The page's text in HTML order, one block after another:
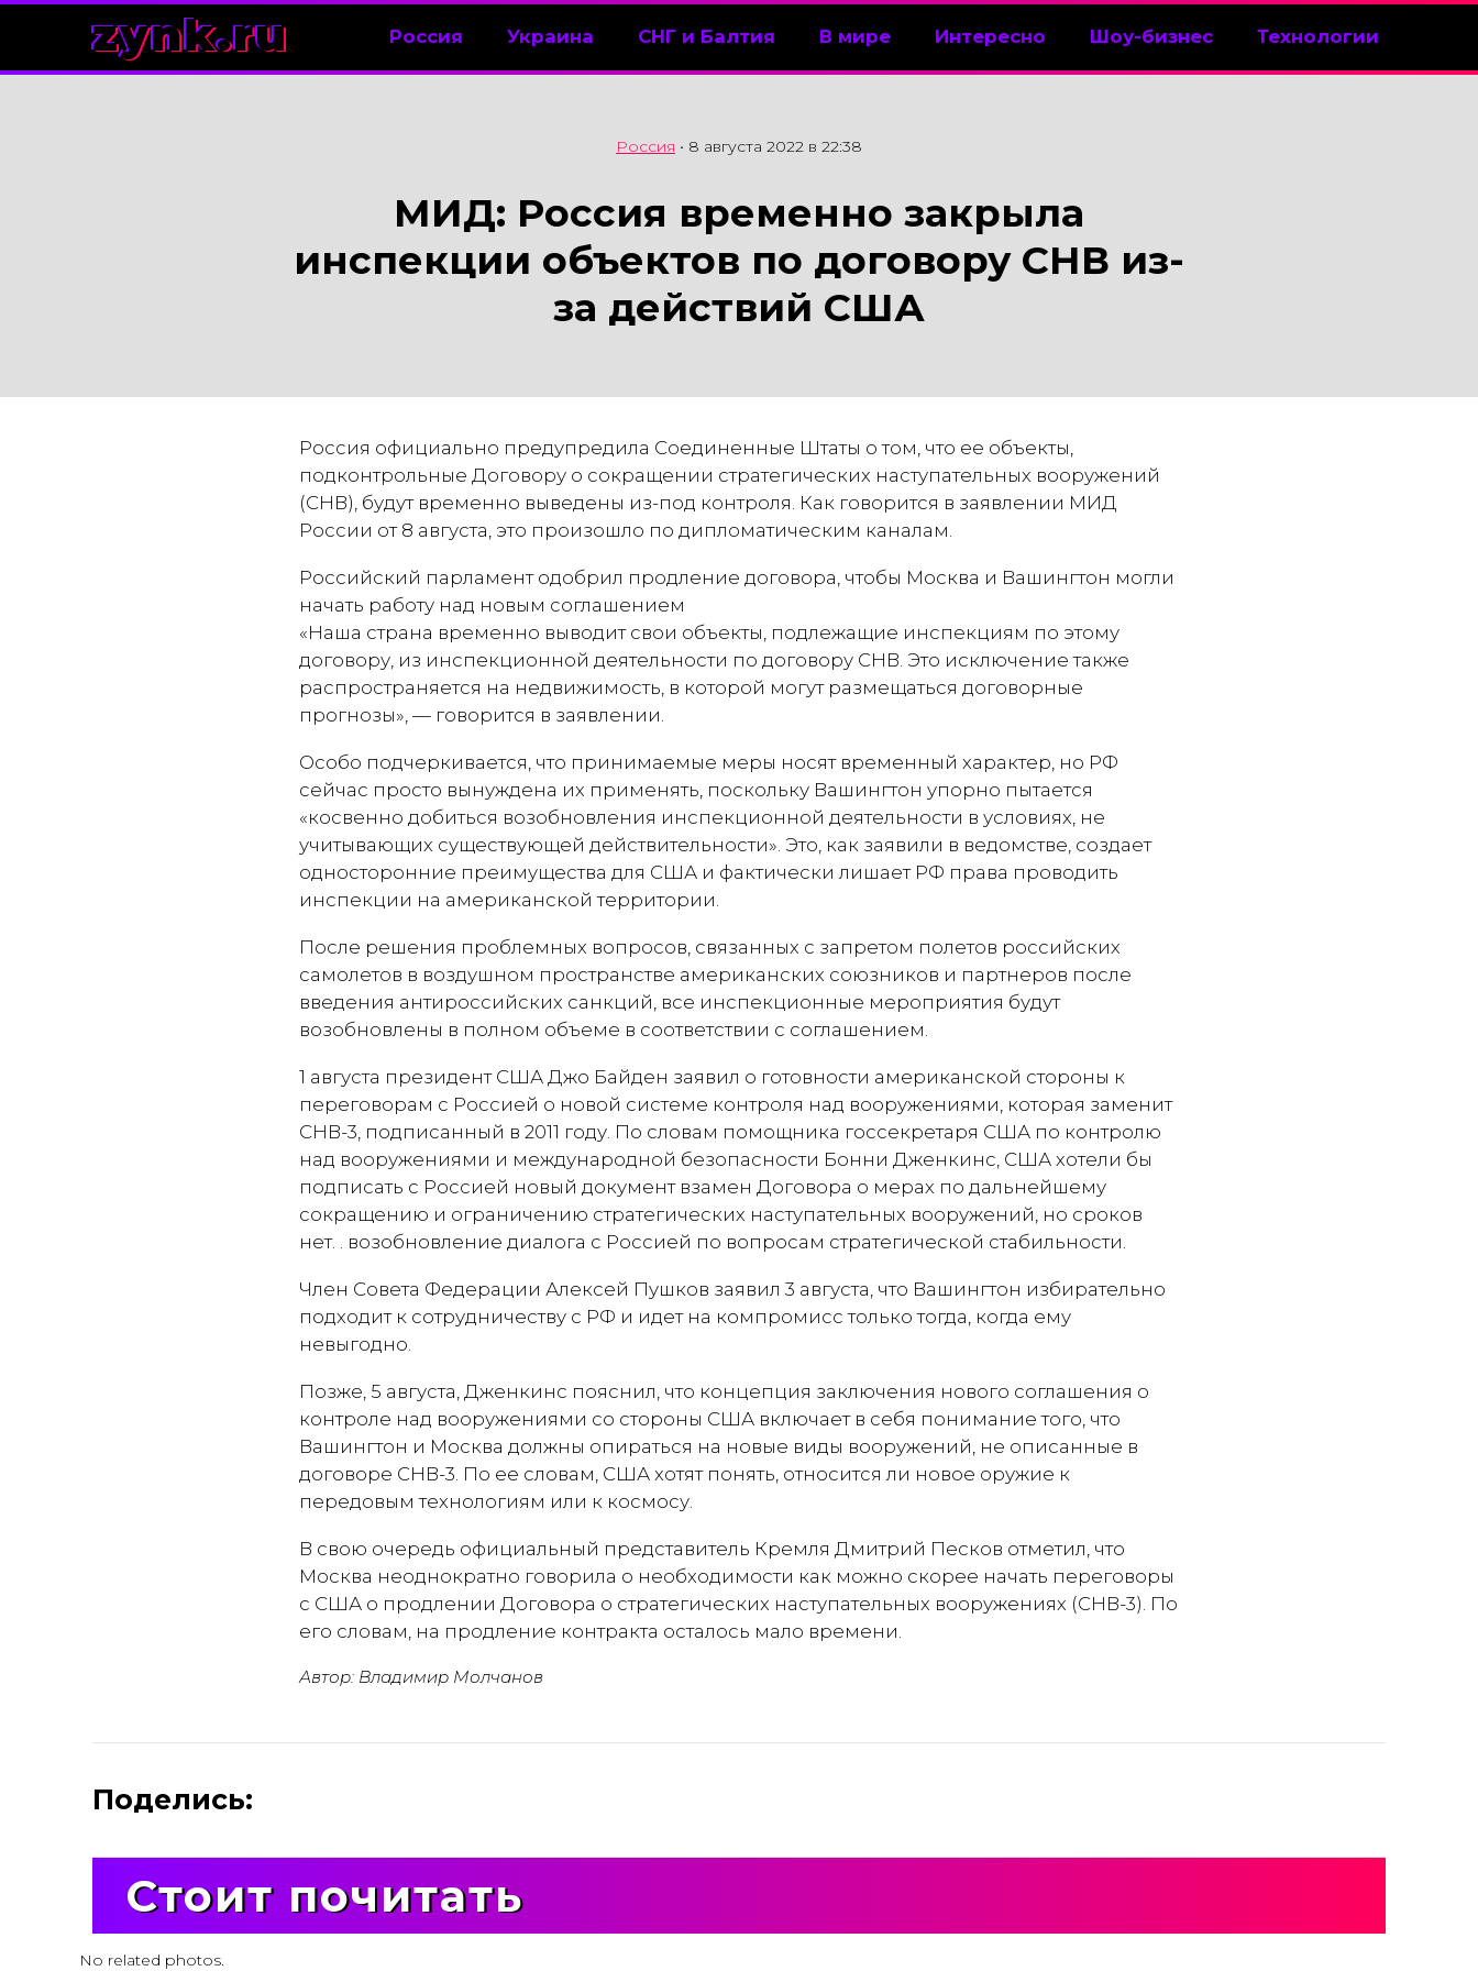
zynk.ru Россия Украина СНГ и Балтия В мире Интересно Шоу-бизнес Технологии
Россия • 8 августа 2022 в 22:38
МИД: Россия временно закрыла
инспекции объектов по договору СНВ из-
за действий США
Россия официально предупредила Соединенные Штаты о том, что ее объекты,
подконтрольные Договору о сокращении стратегических наступательных вооружений
(СНВ), будут временно выведены из-под контроля. Как говорится в заявлении МИД
России от 8 августа, это произошло по дипломатическим каналам.
Российский парламент одобрил продление договора, чтобы Москва и Вашингтон могли
начать работу над новым соглашением
«Наша страна временно выводит свои объекты, подлежащие инспекциям по этому
договору, из инспекционной деятельности по договору СНВ. Это исключение также
распространяется на недвижимость, в которой могут размещаться договорные
прогнозы», — говорится в заявлении.
Особо подчеркивается, что принимаемые меры носят временный характер, но РФ
сейчас просто вынуждена их применять, поскольку Вашингтон упорно пытается
«косвенно добиться возобновления инспекционной деятельности в условиях, не
учитывающих существующей действительности». Это, как заявили в ведомстве, создает
односторонние преимущества для США и фактически лишает РФ права проводить
инспекции на американской территории.
После решения проблемных вопросов, связанных с запретом полетов российских
самолетов в воздушном пространстве американских союзников и партнеров после
введения антироссийских санкций, все инспекционные мероприятия будут
возобновлены в полном объеме в соответствии с соглашением.
1 августа президент США Джо Байден заявил о готовности американской стороны к
переговорам с Россией о новой системе контроля над вооружениями, которая заменит
СНВ-3, подписанный в 2011 году. По словам помощника госсекретаря США по контролю
над вооружениями и международной безопасности Бонни Дженкинс, США хотели бы
подписать с Россией новый документ взамен Договора о мерах по дальнейшему
сокращению и ограничению стратегических наступательных вооружений, но сроков
нет. . возобновление диалога с Россией по вопросам стратегической стабильности.
Член Совета Федерации Алексей Пушков заявил 3 августа, что Вашингтон избирательно
подходит к сотрудничеству с РФ и идет на компромисс только тогда, когда ему
невыгодно.
Позже, 5 августа, Дженкинс пояснил, что концепция заключения нового соглашения о
контроле над вооружениями со стороны США включает в себя понимание того, что
Вашингтон и Москва должны опираться на новые виды вооружений, не описанные в
договоре СНВ-3. По ее словам, США хотят понять, относится ли новое оружие к
передовым технологиям или к космосу.
В свою очередь официальный представитель Кремля Дмитрий Песков отметил, что
Москва неоднократно говорила о необходимости как можно скорее начать переговоры
с США о продлении Договора о стратегических наступательных вооружениях (СНВ-3). По
его словам, на продление контракта осталось мало времени.
Автор: Владимир Молчанов
Поделись:
Стоит почитать
No related photos.